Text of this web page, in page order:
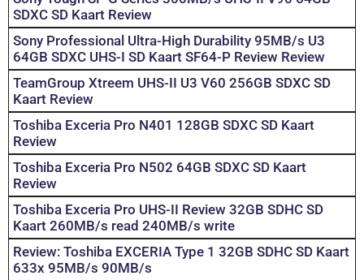
SDXC SD Kaart Review
Sony Professional Ultra-High Durability 95MB/s U3
64GB SDXC UHS-I SD Kaart SF64-P Review Review
TeamGroup Xtreem UHS-II U3 V60 256GB SDXC SD
Kaart Review
Toshiba Exceria Pro N401 128GB SDXC SD Kaart
Review
Toshiba Exceria Pro N502 64GB SDXC SD Kaart
Review
Toshiba Exceria Pro UHS-II Review 32GB SDHC SD
Kaart 260MB/s read 240MB/s write
Review: Toshiba EXCERIA Type 1 32GB SDHC SD Kaart
633x 95MB/s 90MB/s